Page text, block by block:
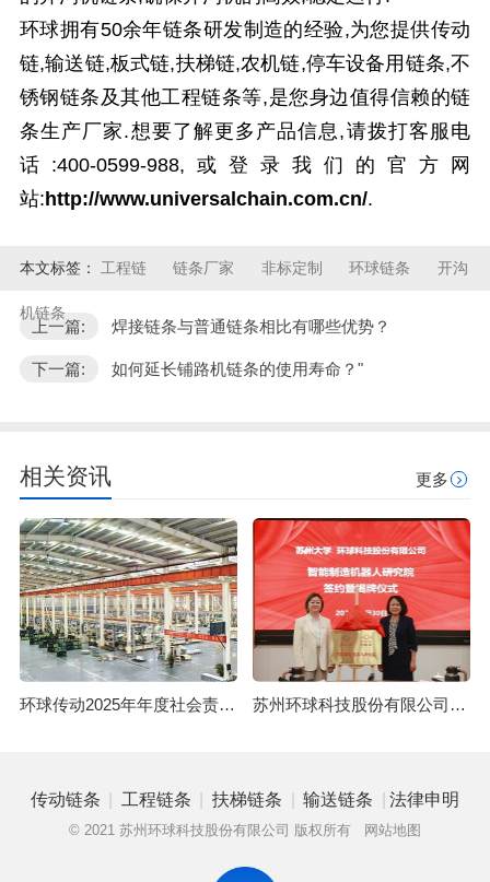
环球拥有50余年链条研发制造的经验,为您提供传动
链,输送链,板式链,扶梯链,农机链,停车设备用链条,不
锈钢链条及其他工程链条等,是您身边值得信赖的链
条生产厂家.想要了解更多产品信息,请拨打客服电
话:400-0599-988,或登录我们的官方网
站: http://www.universalchain.com.cn/.
本文标签： 工程链 链条厂家 非标定制 环球链条 开沟
机链条
上一篇: 焊接链条与普通链条相比有哪些优势？
下一篇: 如何延长铺路机链条的使用寿命？"
相关资讯 更多
环球传动2025年年度社会责任报告 苏州环球科技股份有限公司与苏州大学共建智能制造机器人研究院
传动链条 工程链条 扶梯链条 输送链条 法律申明
© 2021 苏州环球科技股份有限公司 版权所有 网站地图